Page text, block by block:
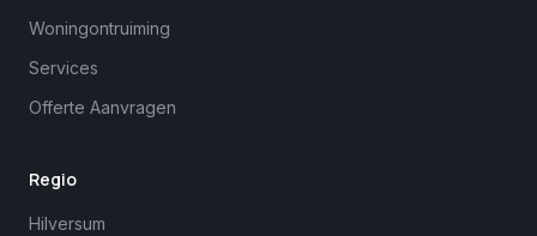
Woningontruiming
Services
Offerte Aanvragen
Regio
Hilversum